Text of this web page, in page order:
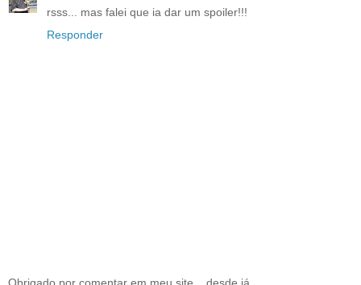
rsss... mas falei que ia dar um spoiler!!!
Responder
Obrigado por comentar em meu site... desde já